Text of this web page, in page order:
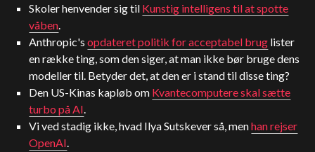
Skoler henvender sig til Kunstig intelligens til at spotte
våben.
Anthropic'sopdateret politik for acceptabel brug lister
en række ting, som den siger, at man ikke bør bruge dens
modeller til. Betyder det, at den er i stand til disse ting?
Den US-Kinas kapløb om Kvantecomputere skal sætte
turbo på AI.
Vi ved stadig ikke, hvad Ilya Sutskever så, menhan rejser
OpenAI.